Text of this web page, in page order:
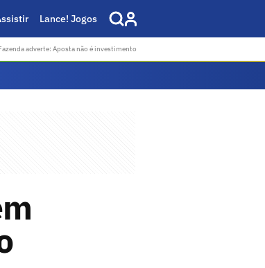
Lance! Jogos
adverte: Aposta não é investimento